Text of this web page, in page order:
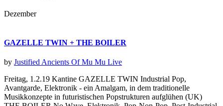
Dezember
GAZELLE TWIN + THE BOILER
by Justified Ancients Of Mu Mu Live
Freitag, 1.2.19 Kantine GAZELLE TWIN Industrial Pop,
Avantgarde, Elektronik - ein Amalgam, in dem traditionelle
Musikkonzepte in futuristischen Popstrukturen aufglühen (UK)